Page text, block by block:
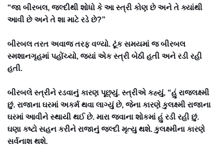
“જા બીરબલ, જલ્દીથી શોધો કે આ સ્ત્રી કોણ છે અને તે ક્યાંથી
આવી છે અને તે શા માટે રડે છે?”
બીરબલ તરત અવાજ તરફ વળ્યો. ટૂંક સમયમાં જ બીરબલ
સ્મશાનગૃહમાં પહોંચ્યો, જ્યાં એક સ્ત્રી બેઠી હતી અને રડી રહી
હતી.
બીરબલે સ્ત્રીને રડવાનું કારણ પૂછ્યું. સ્ત્રીએ કહ્યું, “હું રાજલક્ષ્મી
છું. રાજાના ઘરમાં અકર્મ થવા લાગ્યું છે, જેના કારણે કુલક્ષ્મી રાજાના
ઘરમાં આવીને સ્થાયી થઈ છે. મારા જવાના શોકમાં હું રડી રહી છું.
ઘણા કષ્ટો સહન કરીને રાજાનું જલ્દી મૃત્યુ થશે. કુલક્ષ્મીના કારણે
સર્વનાશ થશે.